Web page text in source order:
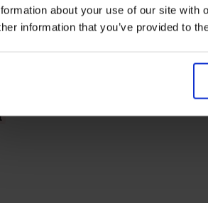
about your use of our site with
information that you’ve provided to
I kétrészes fürdőruha